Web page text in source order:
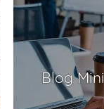
Blog Mini